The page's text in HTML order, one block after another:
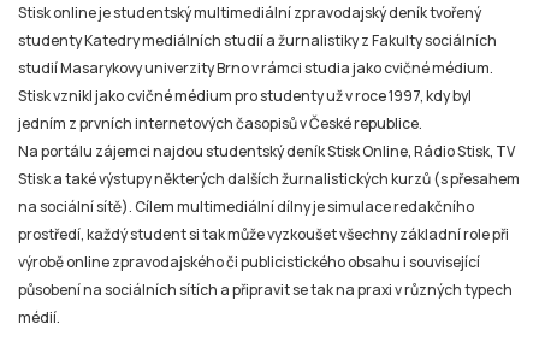
Stisk online je studentský multimediální zpravodajský deník tvořený
studenty Katedry mediálních studií a žurnalistiky z Fakulty sociálních
studií Masarykovy univerzity Brno v rámci studia jako cvičné médium.
Stisk vznikl jako cvičné médium pro studenty už v roce 1997, kdy byl
jedním z prvních internetových časopisů v České republice.
Na portálu zájemci najdou studentský deník Stisk Online, Rádio Stisk, TV
Stisk a také výstupy některých dalších žurnalistických kurzů (s přesahem
na sociální sítě). Cílem multimediální dílny je simulace redakčního
prostředí, každý student si tak může vyzkoušet všechny základní role při
výrobě online zpravodajského či publicistického obsahu i související
působení na sociálních sítích a připravit se tak na praxi v různých typech
médií.